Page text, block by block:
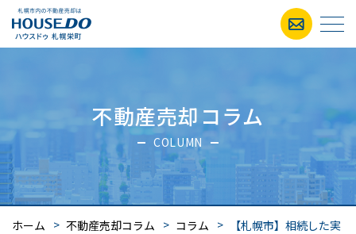
不動産売却コラム
COLUMN
ホーム 不動産売却コラム コラム
【札幌市】相続した実